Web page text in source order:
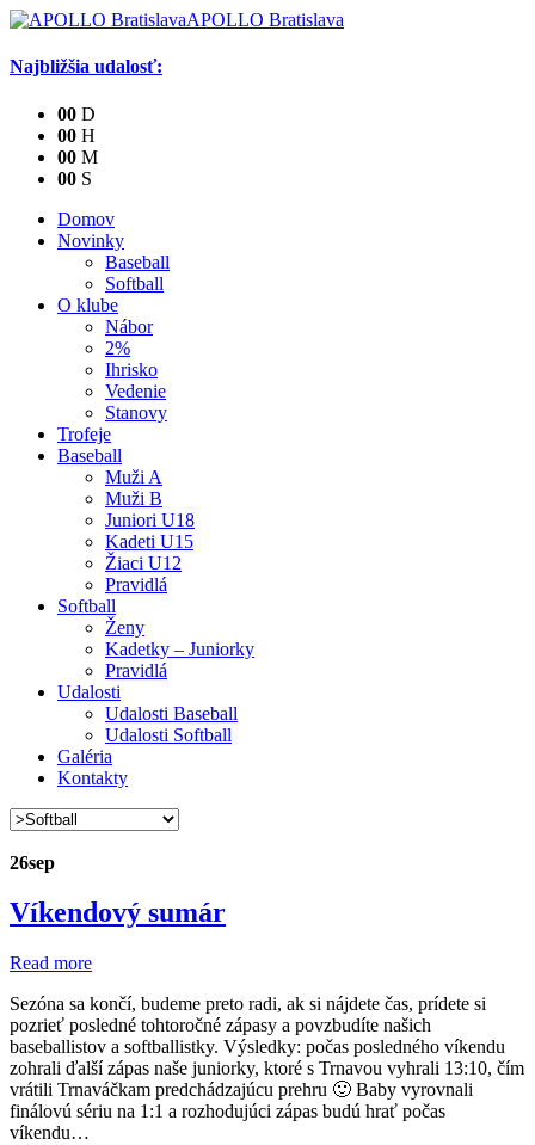
APOLLO Bratislava
Najbližšia udalosť:
00 D
00 H
00 M
00 S
Domov
Novinky
Baseball
Softball
O klube
Nábor
2%
Ihrisko
Vedenie
Stanovy
Trofeje
Baseball
Muži A
Muži B
Juniori U18
Kadeti U15
Žiaci U12
Pravidlá
Softball
Ženy
Kadetky – Juniorky
Pravidlá
Udalosti
Udalosti Baseball
Udalosti Softball
Galéria
Kontakty
26sep
Víkendový sumár
Read more
Sezóna sa končí, budeme preto radi, ak si nájdete čas, prídete si
pozrieť posledné tohtoročné zápasy a povzbudíte našich
baseballistov a softballistky. Výsledky: počas posledného víkendu
zohrali ďalší zápas naše juniorky, ktoré s Trnavou vyhrali 13:10, čím
vrátili Trnaváčkam predchádzajúcu prehru 🙂 Baby vyrovnali
finálovú sériu na 1:1 a rozhodujúci zápas budú hrať počas
víkendu…